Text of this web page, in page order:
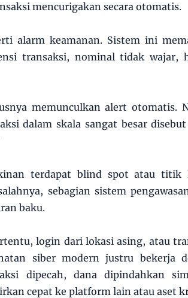
mencurigakan secara otomatis.
alarm keamanan. Sistem ini
transaksi, nominal tidak wajar,
memunculkan alert otomatis.
dalam skala sangat besar
terdapat blind spot atau titik
sebagian sistem
baku.
login dari lokasi asing, atau
siber modern justru bekerja
dipecah, dana dipindahkan
cepat ke platform lain atau aset